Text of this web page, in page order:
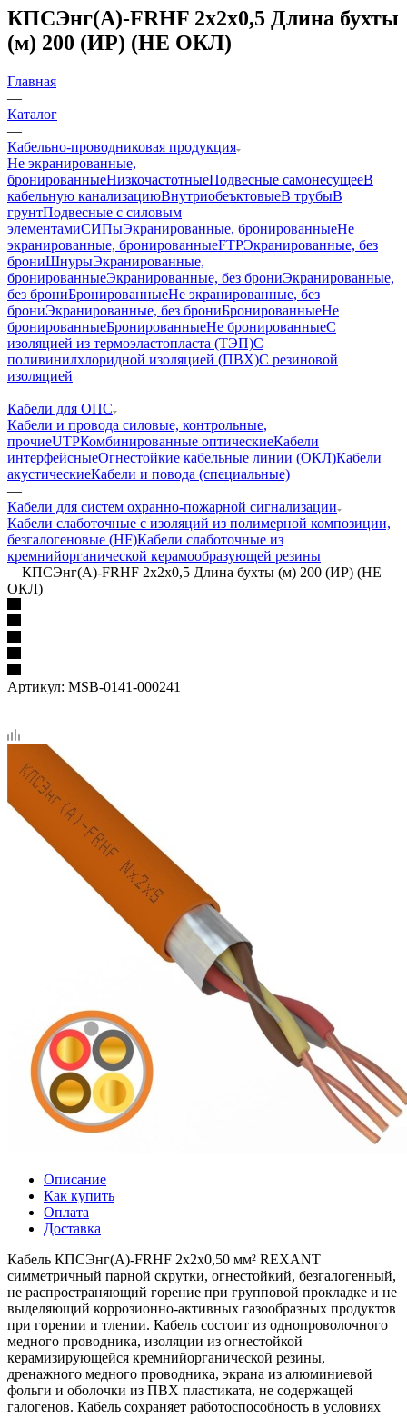
КПСЭнг(А)-FRHF 2х2х0,5 Длина бухты
(м) 200 (ИР) (НЕ ОКЛ)
Главная
—
Каталог
—
Кабельно-проводниковая продукция
Не экранированные,
бронированныеНизкочастотныеПодвесные самонесущееВ
кабельную канализациюВнутриобеъктовыеВ трубыВ
грунтПодвесные с силовым
элементамиСИПыЭкранированные, бронированныеНе
экранированные, бронированныеFTPЭкранированные, без
брониШнурыЭкранированные,
бронированныеЭкранированные, без брониЭкранированные,
без брониБронированныеНе экранированные, без
брониЭкранированные, без брониБронированныеНе
бронированныеБронированныеНе бронированныеС
изоляцией из термоэластопласта (ТЭП)С
поливинилхлоридной изоляцией (ПВХ)С резиновой
изоляцией
—
Кабели для ОПС
Кабели и провода силовые, контрольные,
прочиеUTPКомбинированные оптическиеКабели
интерфейсныеОгнестойкие кабельные линии (ОКЛ)Кабели
акустическиеКабели и повода (специальные)
—
Кабели для систем охранно-пожарной сигнализации
Кабели слаботочные с изоляций из полимерной композиции,
безгалогеновые (HF)Кабели слаботочные из
кремнийорганической керамообразующей резины
—КПСЭнг(А)-FRHF 2х2х0,5 Длина бухты (м) 200 (ИР) (НЕ
ОКЛ)
Артикул: MSB-0141-000241
Описание
Как купить
Оплата
Доставка
Кабель КПСЭнг(А)-FRHF 2x2x0,50 мм² REXANT
симметричный парной скрутки, огнестойкий, безгалогенный,
не распространяющий горение при групповой прокладке и не
выделяющий коррозионно-активных газообразных продуктов
при горении и тлении. Кабель состоит из однопроволочного
медного проводника, изоляции из огнестойкой
керамизирующейся кремнийорганической резины,
дренажного медного проводника, экрана из алюминиевой
фольги и оболочки из ПВХ пластиката, не содержащей
галогенов. Кабель сохраняет работоспособность в условиях